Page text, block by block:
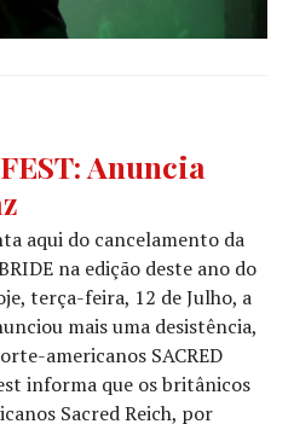
Anuncia
aqui do cancelamento da
na edição deste ano do
terça-feira, 12 de Julho, a
mais uma desistência,
americanos SACRED
informa que os britânicos
Sacred Reich, por